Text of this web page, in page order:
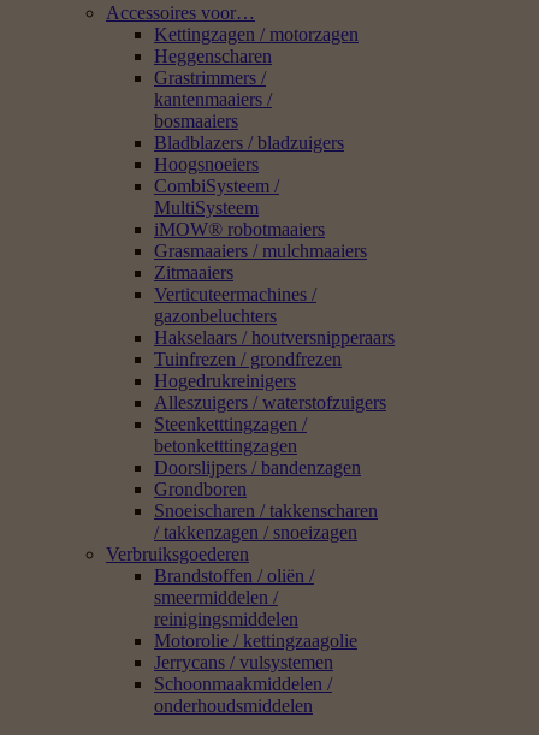
Accessoires voor…
Kettingzagen / motorzagen
Heggenscharen
Grastrimmers /
kantenmaaiers /
bosmaaiers
Bladblazers / bladzuigers
Hoogsnoeiers
CombiSysteem /
MultiSysteem
iMOW® robotmaaiers
Grasmaaiers / mulchmaaiers
Zitmaaiers
Verticuteermachines /
gazonbeluchters
Hakselaars / houtversnipperaars
Tuinfrezen / grondfrezen
Hogedrukreinigers
Alleszuigers / waterstofzuigers
Steenketttingzagen /
betonketttingzagen
Doorslijpers / bandenzagen
Grondboren
Snoeischaren / takkenscharen
/ takkenzagen / snoeizagen
Verbruiksgoederen
Brandstoffen / oliën /
smeermiddelen /
reinigingsmiddelen
Motorolie / kettingzaagolie
Jerrycans / vulsystemen
Schoonmaakmiddelen /
onderhoudsmiddelen